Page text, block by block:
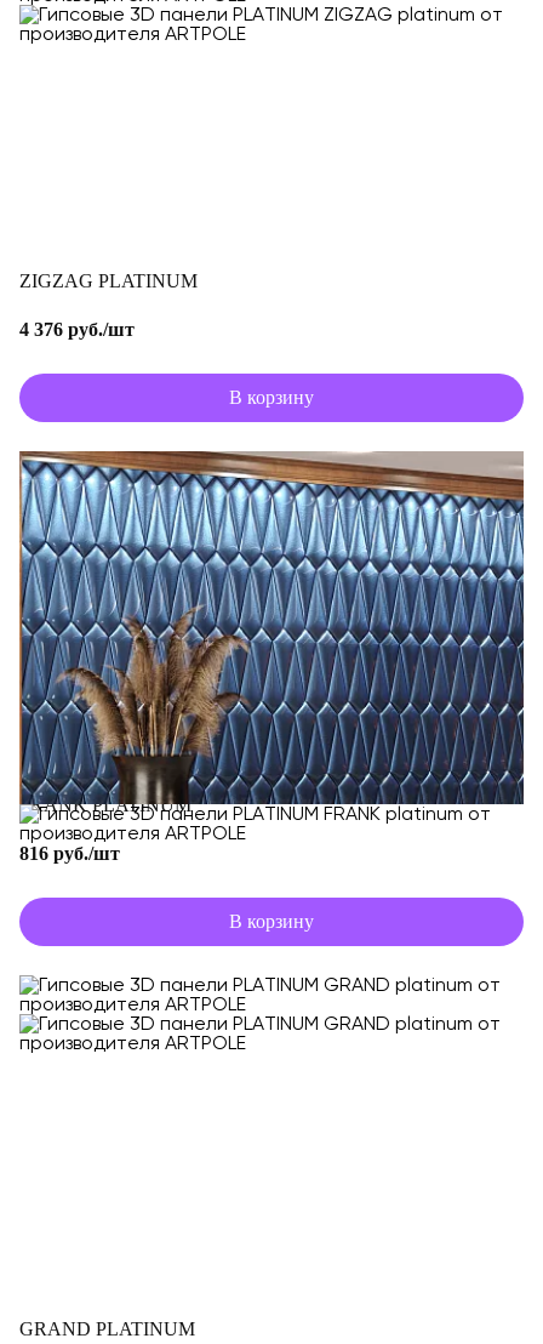
ZIGZAG PLATINUM
4 376 руб./шт
В корзину
FRANK PLATINUM
816 руб./шт
В корзину
GRAND PLATINUM